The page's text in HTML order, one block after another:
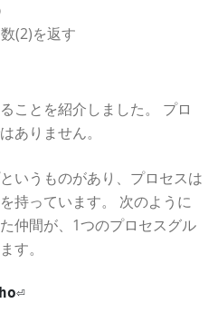
(2)を返す
ことを紹介しました。 プロ
ありません。
いうものがあり、プロセスは
持っています。 次のように
仲間が、1つのプロセスグル
す。
⏎